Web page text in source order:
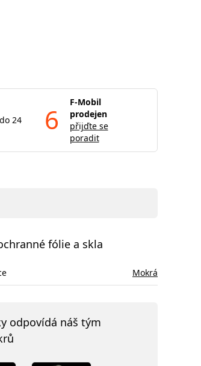
24
6
F-Mobil
prodejen
přijďte se
poradit
fólie a skla
Mokrá
odpovídá náš tým